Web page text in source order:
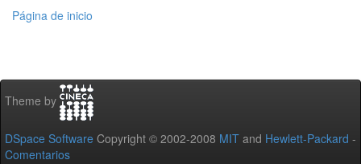
Página de inicio
Theme by
DSpace Software Copyright © 2002-2008 MIT and Hewlett-Packard -
Comentarios